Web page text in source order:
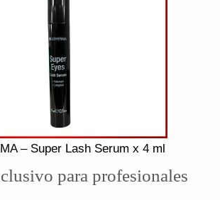
– Super Lash Serum x 4 ml
para profesionales